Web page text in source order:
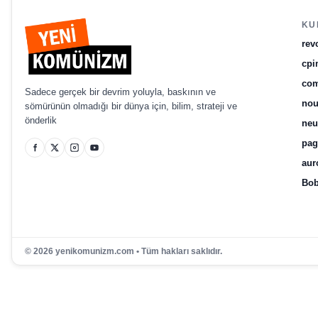
Sadece gerçek bir devrim yoluyla, baskının ve
sömürünün olmadığı bir dünya için, bilim, strateji ve
önderlik
© 2026 yenikomunizm.com • Tüm hakları saklıdır.